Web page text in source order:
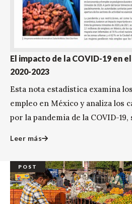
El impacto de la COVID-19 en
2020-2023
Esta nota estadística examina
empleo en México y analiza los
por la pandemia de la COVID-
Leer más
POST